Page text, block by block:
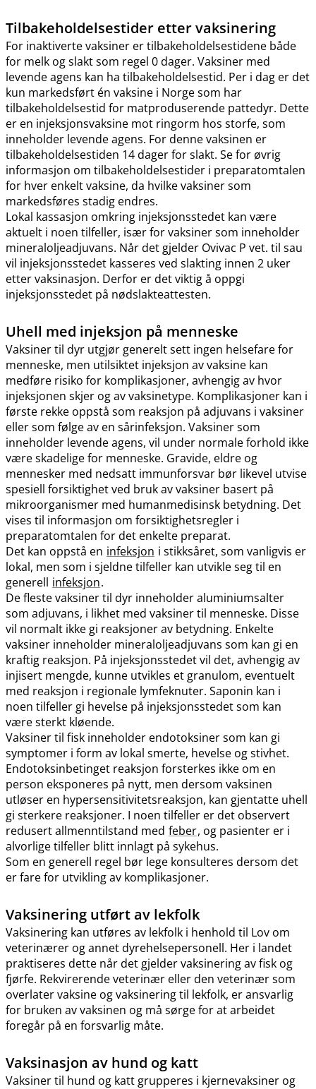
Tilbakeholdelsestider etter vaksinering
For inaktiverte vaksiner er tilbakeholdelsestidene både
for melk og slakt som regel 0 dager. Vaksiner med
levende agens kan ha tilbakeholdelsestid. Per i dag er det
kun markedsført én vaksine i Norge som har
tilbakeholdelsestid for matproduserende pattedyr. Dette
er en injeksjonsvaksine mot ringorm hos storfe, som
inneholder levende agens. For denne vaksinen er
tilbakeholdelsestiden 14 dager for slakt. Se for øvrig
informasjon om tilbakeholdelsestider i preparatomtalen
for hver enkelt vaksine, da hvilke vaksiner som
markedsføres stadig endres.
Lokal kassasjon omkring injeksjonsstedet kan være
aktuelt i noen tilfeller, især for vaksiner som inneholder
mineraloljeadjuvans. Når det gjelder Ovivac P vet. til sau
vil injeksjonsstedet kasseres ved slakting innen 2 uker
etter vaksinasjon. Derfor er det viktig å oppgi
injeksjonsstedet på nødslakteattesten.
Uhell med injeksjon på menneske
Vaksiner til dyr utgjør generelt sett ingen helsefare for
menneske, men utilsiktet injeksjon av vaksine kan
medføre risiko for komplikasjoner, avhengig av hvor
injeksjonen skjer og av vaksinetype. Komplikasjoner kan i
første rekke oppstå som reaksjon på adjuvans i vaksiner
eller som følge av en sårinfeksjon. Vaksiner som
inneholder levende agens, vil under normale forhold ikke
være skadelige for menneske. Gravide, eldre og
mennesker med nedsatt immunforsvar bør likevel utvise
spesiell forsiktighet ved bruk av vaksiner basert på
mikroorganismer med humanmedisinsk betydning. Det
vises til informasjon om forsiktighetsregler i
preparatomtalen for det enkelte preparat.
Det kan oppstå en infeksjon i stikksåret, som vanligvis er
lokal, men som i sjeldne tilfeller kan utvikle seg til en
generell infeksjon.
De fleste vaksiner til dyr inneholder aluminiumsalter
som adjuvans, i likhet med vaksiner til menneske. Disse
vil normalt ikke gi reaksjoner av betydning. Enkelte
vaksiner inneholder mineraloljeadjuvans som kan gi en
kraftig reaksjon. På injeksjonsstedet vil det, avhengig av
injisert mengde, kunne utvikles et granulom, eventuelt
med reaksjon i regionale lymfeknuter. Saponin kan i
noen tilfeller gi hevelse på injeksjonsstedet som kan
være sterkt kløende.
Vaksiner til fisk inneholder endotoksiner som kan gi
symptomer i form av lokal smerte, hevelse og stivhet.
Endotoksinbetinget reaksjon forsterkes ikke om en
person eksponeres på nytt, men dersom vaksinen
utløser en hypersensitivitetsreaksjon, kan gjentatte uhell
gi sterkere reaksjoner. I noen tilfeller er det observert
redusert allmenntilstand med feber, og pasienter er i
alvorlige tilfeller blitt innlagt på sykehus.
Som en generell regel bør lege konsulteres dersom det
er fare for utvikling av komplikasjoner.
Vaksinering utført av lekfolk
Vaksinering kan utføres av lekfolk i henhold til Lov om
veterinærer og annet dyrehelsepersonell. Her i landet
praktiseres dette når det gjelder vaksinering av fisk og
fjørfe. Rekvirerende veterinær eller den veterinær som
overlater vaksine og vaksinering til lekfolk, er ansvarlig
for bruken av vaksinen og må sørge for at arbeidet
foregår på en forsvarlig måte.
Vaksinasjon av hund og katt
Vaksiner til hund og katt grupperes i kjernevaksiner og